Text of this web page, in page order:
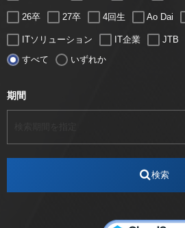
26卒 27卒 4回生 Ao Dai
ITソリューション IT企業 JTB
LUGZ ENTERTAINMENT
エスタ
オンライン カイタッ
すべて いずれか
期間
検索